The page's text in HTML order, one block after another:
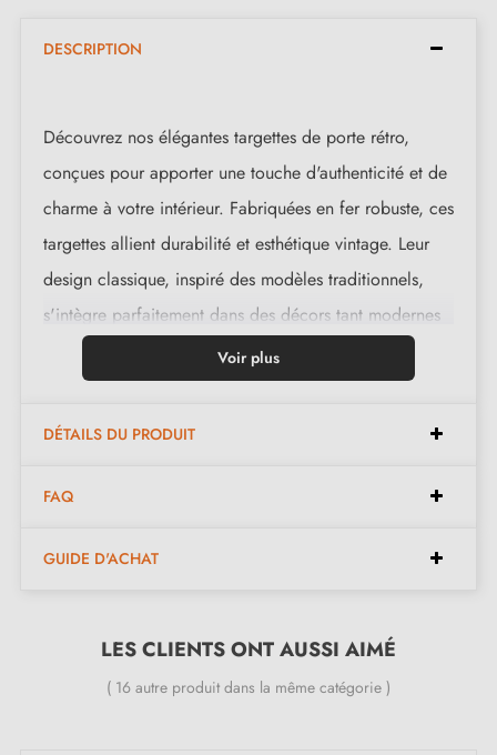
DESCRIPTION
Découvrez nos élégantes targettes de porte rétro,
conçues pour apporter une touche d'authenticité et de
charme à votre intérieur. Fabriquées en fer robuste, ces
targettes allient durabilité et esthétique vintage. Leur
design classique, inspiré des modèles traditionnels,
s'intègre parfaitement dans des décors tant modernes
que rustiques. Faciles à installer, elles offrent une
sécurité supplémentaire à vos portes. Disponibles en
plusieurs finitions pour s'adapter à votre style, ces
d'antan. Ajoutez un cachet unique à votre maison avec
sur notre
Voir plus
DÉTAILS DU PRODUIT
FAQ
GUIDE D'ACHAT
LES CLIENTS ONT AUSSI AIMÉ
( 16 autre produit dans la même catégorie )